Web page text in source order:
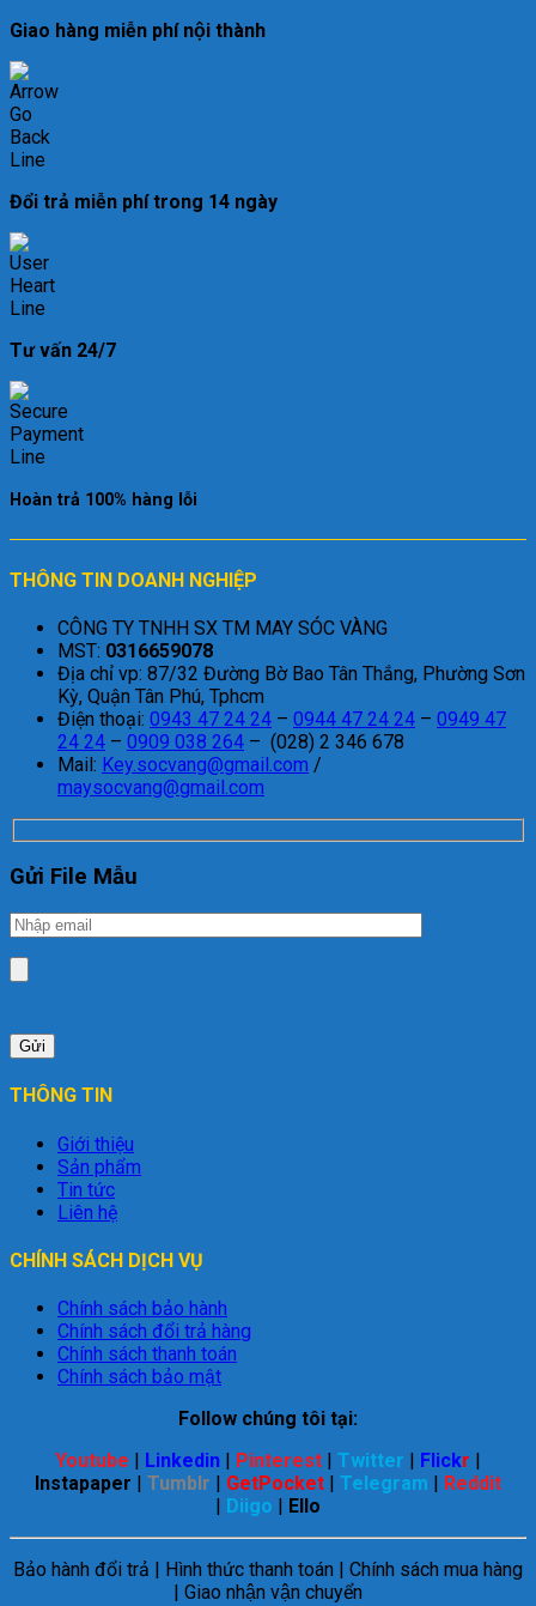
Giao hàng miễn phí nội thành
Đổi trả miễn phí trong 14 ngày
Tư vấn 24/7
Hoàn trả 100% hàng lỗi
THÔNG TIN DOANH NGHIỆP
CÔNG TY TNHH SX TM MAY SÓC VÀNG
MST: 0316659078
Địa chỉ vp: 87/32 Đường Bờ Bao Tân Thắng, Phường Sơn
Kỳ, Quận Tân Phú, Tphcm
Điện thoại: 0943 47 24 24 – 0944 47 24 24 – 0949 47
24 24 – 0909 038 264 – (028) 2 346 678
Mail: Key.socvang@gmail.com /
maysocvang@gmail.com
Gửi File Mẫu
THÔNG TIN
Giới thiệu
Sản phẩm
Tin tức
Liên hệ
CHÍNH SÁCH DỊCH VỤ
Chính sách bảo hành
Chính sách đổi trả hàng
Chính sách thanh toán
Chính sách bảo mật
Follow chúng tôi tại:
Youtube | Linkedin | Pinterest | Twitter | Flickr |
Instapaper | Tumblr | GetPocket | Telegram | Reddit
| Diigo | Ello
Bảo hành đổi trả | Hình thức thanh toán | Chính sách mua hàng
| Giao nhận vận chuyển